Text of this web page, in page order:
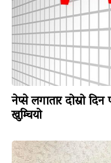
नेप्से लगातार दोस्रो
खुम्चियो